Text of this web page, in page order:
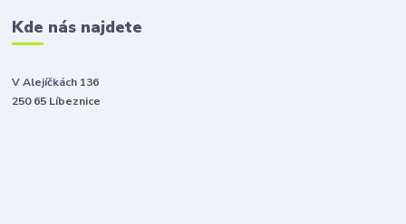
Kde nás najdete
V Alejíčkách 136
250 65 Líbeznice